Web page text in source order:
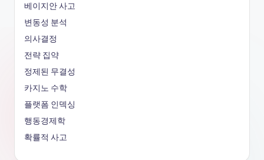
베이지안 사고
변동성 분석
의사결정
전략 집약
정제된 무결성
카지노 수학
플랫폼 인덱싱
행동경제학
확률적 사고